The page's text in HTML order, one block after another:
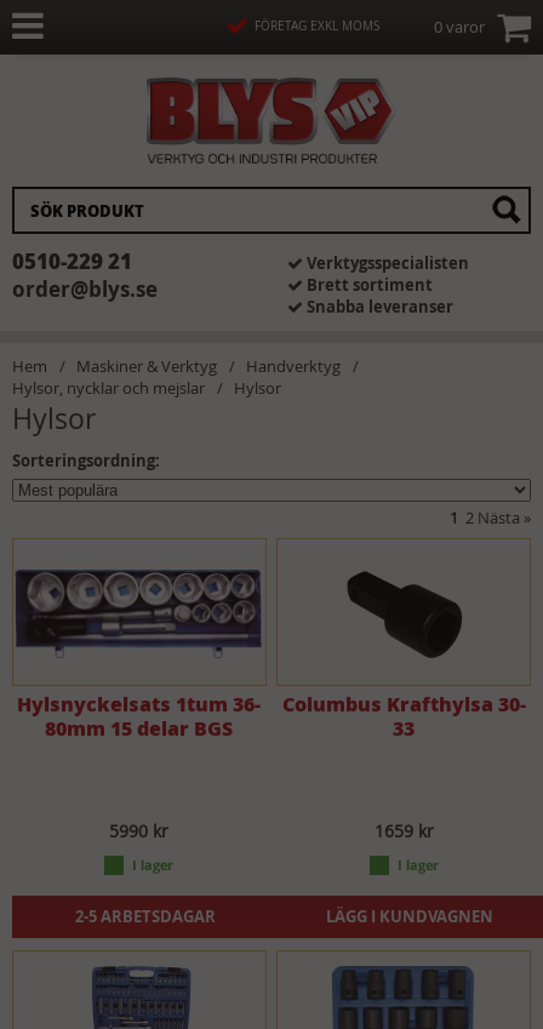
0 varor
FÖRETAG EXKL MOMS
0510-229 21
order@blys.se
Verktygsspecialisten
Brett sortiment
Snabba leveranser
Hem Maskiner & Verktyg
Handverktyg
Hylsor, nycklar och mejslar
Hylsor
Hylsor
Sorteringsordning:
1 2 Nästa »
Hylsnyckelsats 1tum 36-
80mm 15 delar BGS
5990 kr
2-5 ARBETSDAGAR
Columbus Krafthylsa 30-
33
1659 kr
LÄGG I KUNDVAGNEN